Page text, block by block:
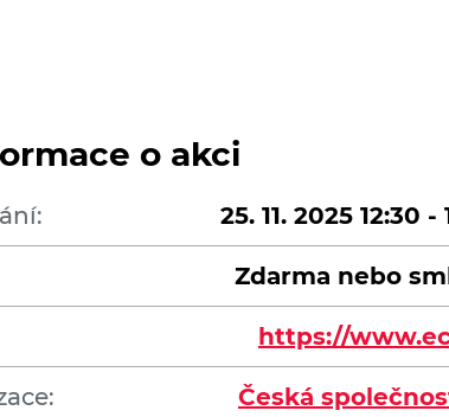
o akci
25. 11. 2025 12:30 -
Zdarma nebo
https://
Česká